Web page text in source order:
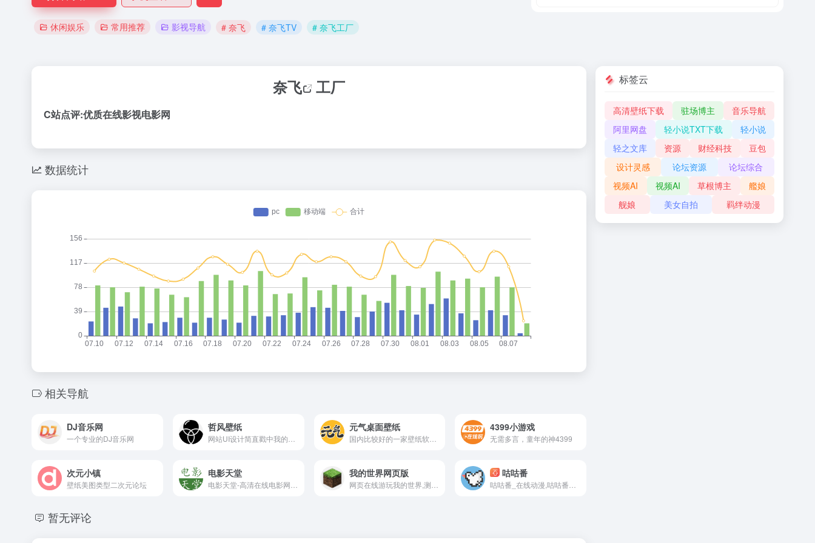
休闲娱乐 常用推荐 影视导航 # 奈飞 # 奈飞TV # 奈飞工厂
奈飞 工厂
C站点评:优质在线影视电影网
数据统计
相关导航
DJ音乐网
一个专业的DJ音乐网
哲风壁纸 元气桌面壁纸 4399小游戏
无需多言，童年的神4399
次元小镇
壁纸美图类型二次元论坛
电影天堂 我的世界网页版 咕咕番
暂无评论
标签云
高清壁纸下载 驻场博主
音乐导航
阿里网盘
轻小说TXT下载
轻小说
轻之文库
资源 财经科技
豆包
设计灵感
论坛资源
论坛综合
视频AI
视频AI 草根博主
艦娘
舰娘
美女自拍 羁绊动漫